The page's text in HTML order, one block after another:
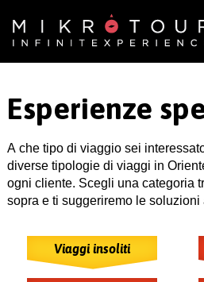
Esperienze
A che tipo di viaggio sei
diverse tipologie di viaggi in
ogni cliente. Scegli una categoria
sopra e ti suggeriremo le soluzioni
Viaggi insoliti